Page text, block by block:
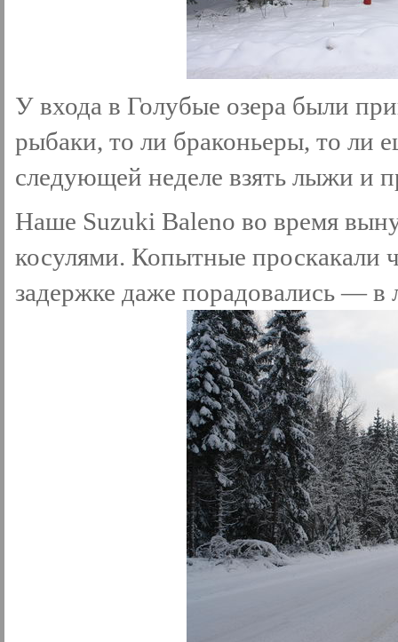
У входа в Голубые озера были
рыбаки, то ли браконьеры, то ли
следующей неделе взять лыжи и
Наше Suzuki Baleno во время
косулями. Копытные проскакали
задержке даже порадовались — в